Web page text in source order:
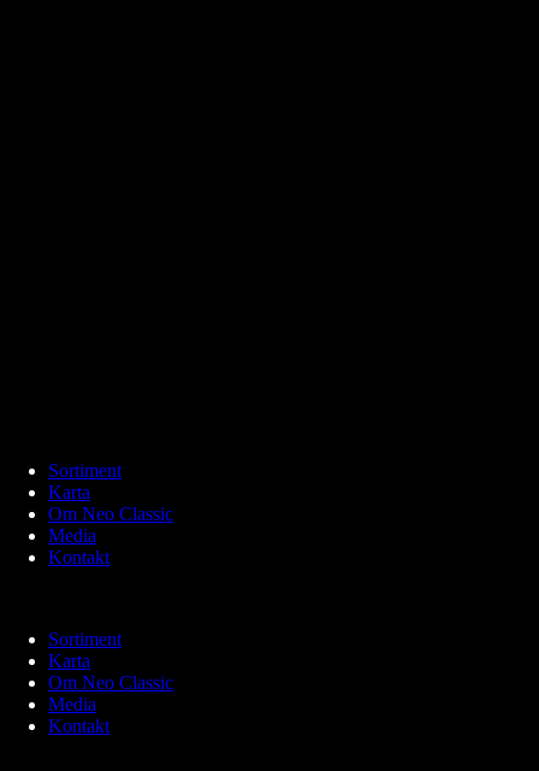
Sortiment
Karta
Om Neo Classic
Media
Kontakt
Sortiment
Karta
Om Neo Classic
Media
Kontakt